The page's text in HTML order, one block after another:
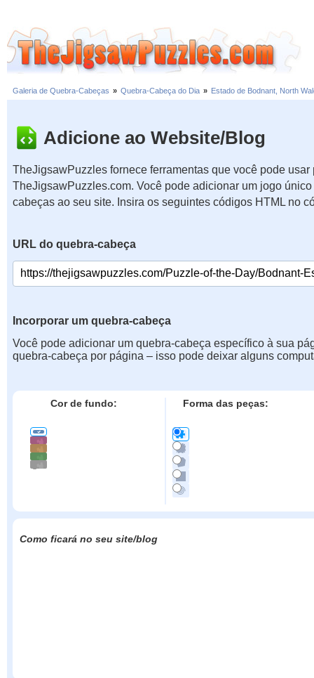
Galeria de Quebra-Cabeças » Quebra-Cabeça do Dia » Estado de Bodnant, North
Adicione ao Website/Blog
TheJigsawPuzzles fornece ferramentas que você pode usar
TheJigsawPuzzles.com. Você pode adicionar um jogo
cabeças ao seu site. Insira os seguintes códigos HTML no
URL do quebra-cabeça
Incorporar um quebra-cabeça
Você pode adicionar um quebra-cabeça específico à sua
quebra-cabeça por página – isso pode deixar alguns
Cor de fundo: Forma das peças:
Como ficará no seu site/blog